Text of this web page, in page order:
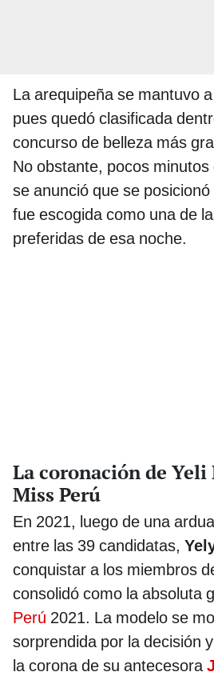
La arequipeña se mantuvo
pues quedó clasificada
concurso de belleza más
No obstante, pocos
se anunció que se
fue escogida como una de
preferidas de esa noche.
La coronación de Yeli
Miss Perú
En 2021, luego de una
entre las 39 candidatas,
conquistar a los miembros
consolidó como la absoluta
Perú 2021. La modelo se
sorprendida por la decisión
la corona de su antecesora